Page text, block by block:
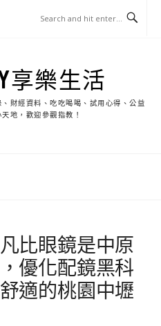
享樂生活
財經資料、吃吃喝喝、試用心得、公益
地，歡迎參觀指教！
比眼鏡是中原
優化配鏡黑科
適的桃園中壢